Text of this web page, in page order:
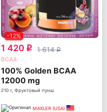
-12%
1 420 q 1 614q
ВСАА
100% Golden BCAA
12000 mg
210 г, Фруктовый пунш
MAXLER (USA)